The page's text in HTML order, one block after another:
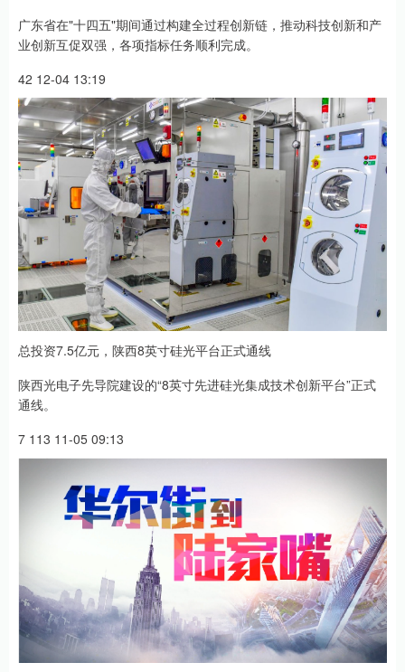
广东省在"十四五"期间通过构建全过程创新链，推动科技创新和产
业创新互促双强，各项指标任务顺利完成。
42 12-04 13:19
总投资7.5亿元，陕西8英寸硅光平台正式通线
陕西光电子先导院建设的“8英寸先进硅光集成技术创新平台”正式
通线。
7 113 11-05 09:13